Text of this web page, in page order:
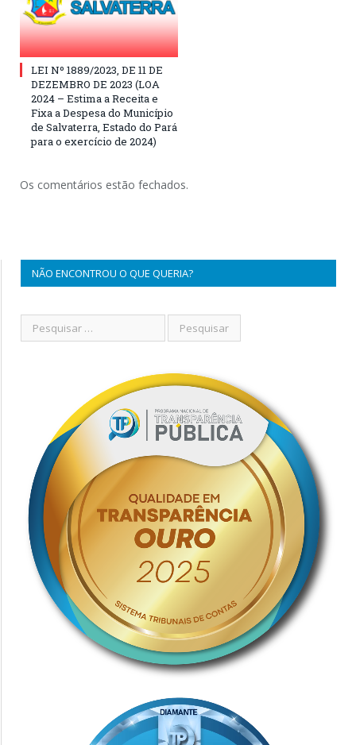
LEI Nº 1889/2023, DE 11 DE
DEZEMBRO DE 2023 (LOA
2024 – Estima a Receita e
Fixa a Despesa do Município
de Salvaterra, Estado do Pará
para o exercício de 2024)
Os comentários estão fechados.
NÃO ENCONTROU O QUE QUERIA?